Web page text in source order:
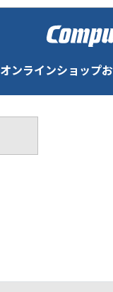
オンラインショップ